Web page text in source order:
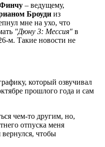
– ведущему,
Броуди из
мне на ухо, что
"Дюну 3: Мессия" в
м. Такие новости не
который озвучивал
прошлого года и сам
чем-то другим, но,
отпуска меня
чтобы